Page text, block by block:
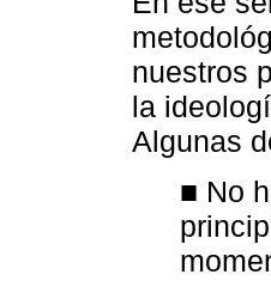
nuestros
la
Algunas
■ No